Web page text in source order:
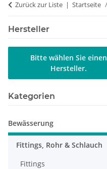
Zurück zur Liste Startseite
Hersteller
Bitte wählen Sie einen
Hersteller.
Kategorien
Bewässerung
Fittings, Rohr & Schlauch
Fittings